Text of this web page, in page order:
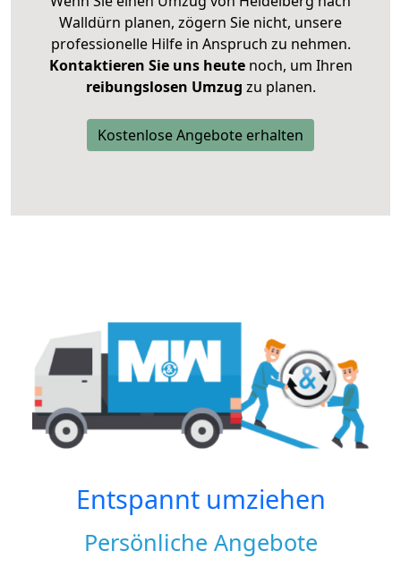
Walldürn planen, zögern Sie nicht, unsere
professionelle Hilfe in Anspruch zu nehmen.
Kontaktieren Sie uns heutenoch, um Ihren
reibungslosen Umzug zu planen.
Kostenlose Angebote erhalten
Entspannt umziehen
Persönliche Angebote